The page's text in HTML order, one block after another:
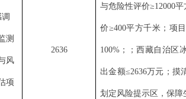
测
风
项
2636
与危险性评价≥12000平
价≥400平方千米 ； 项
100% ； ； 西藏自治区
出金额≤2636万元 ； 摸
划定风险提示区，保